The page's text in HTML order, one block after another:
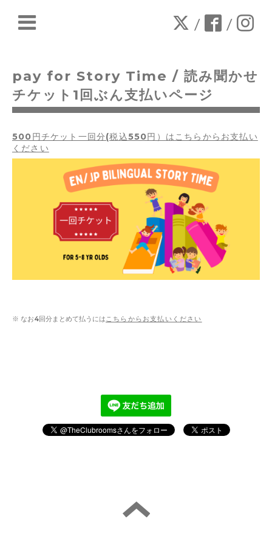
/ /
pay for Story Time / 読み聞かせ
チケット1回ぶん支払いページ
500円チケット一回分(税込550円）はこちらからお支払い
ください
※ なお4回分まとめて払うにはこちらからお支払いください